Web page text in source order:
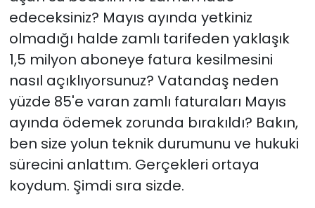
edeceksiniz? Mayıs ayında yetkiniz
olmadığı halde zamlı tarifeden yaklaşık
1,5 milyon aboneye fatura kesilmesini
nasıl açıklıyorsunuz? Vatandaş neden
yüzde 85'e varan zamlı faturaları Mayıs
ayında ödemek zorunda bırakıldı? Bakın,
ben size yolun teknik durumunu ve hukuki
sürecini anlattım. Gerçekleri ortaya
koydum. Şimdi sıra sizde.